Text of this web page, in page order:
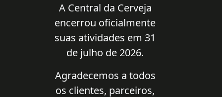
A Central da Cerveja
encerrou oficialmente
suas atividades em 31
de julho de 2026.
Agradecemos a todos
os clientes, parceiros,